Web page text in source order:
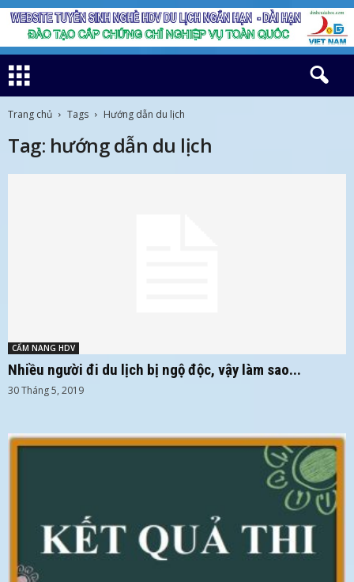
Trang chủ Tags Hướng dẫn du lịch
Tag: hướng dẫn du lịch
CẨM NANG HDV
Nhiều người đi du lịch bị ngộ độc, vậy làm sao...
30 Tháng 5, 2019